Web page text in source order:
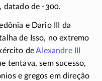
datado de -300.
e Dario III da
de Isso, no extremo
deAlexandre III
tentava, sem sucesso,
e gregos em direção